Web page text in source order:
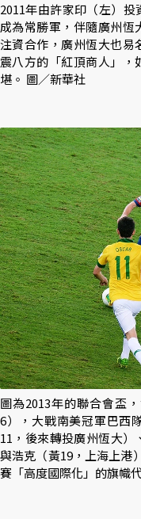
2011年由許家印（左）
成為常勝軍，伴隨廣州恆
注資合作，廣州恆大也
震八方的「紅頂商人」，
堪。 圖／新華社
圖為2013年的聯合會盃
6），大戰南美冠軍巴
11，後來轉投廣州恆大）
與浩克（黃19，上海上
賽「高度國際化」的旗幟